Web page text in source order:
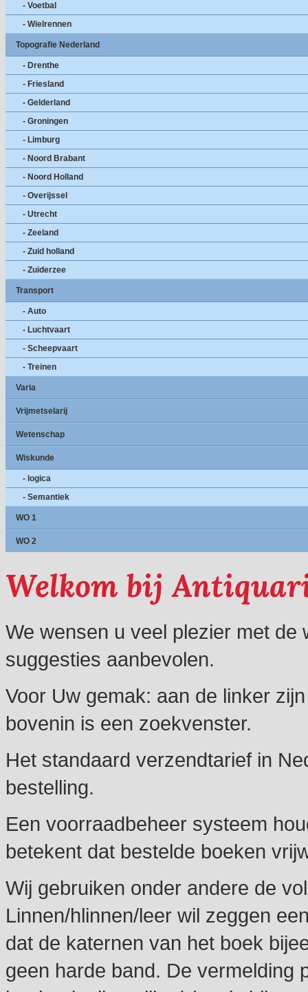
- Voetbal
- Wielrennen
Topografie Nederland
- Drenthe
- Friesland
- Gelderland
- Groningen
- Limburg
- Noord Brabant
- Noord Holland
- Overijssel
- Utrecht
- Zeeland
- Zuid holland
- Zuiderzee
Transport
- Auto
- Luchtvaart
- Scheepvaart
- Treinen
Varia
Vrijmetselarij
Wetenschap
Wiskunde
- logica
- Semantiek
WO 1
WO 2
Welkom bij
We wensen u veel plezier met de
suggesties aanbevolen.
Voor Uw gemak: aan de linker
bovenin is een zoekvenster.
Het standaard verzendtarief in
bestelling.
Een voorraadbeheer systeem
betekent dat bestelde boeken
Wij gebruiken onder andere de
Linnen/hlinnen/leer wil zeggen
dat de katernen van het boek
geen harde band. De vermelding